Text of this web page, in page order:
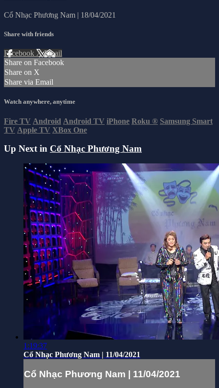
Cổ Nhạc Phương Nam | 18/04/2021
Share with friends
Facebook XEmail
Share on Facebook
Share on X
Share via Email
Watch anywhere, anytime
Fire TV Android Android TV iPhone Roku ® Samsung Smart
TV Apple TV XBox One
Up Next in Cổ Nhạc Phương Nam
1:19:37
Cổ Nhạc Phương Nam | 11/04/2021
Cổ Nhạc Phương Nam | 11/04/2021